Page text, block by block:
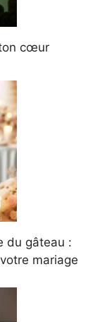
ton cœur
du gâteau :
mariage